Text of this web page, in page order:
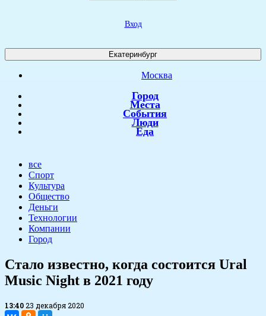
Вход
Екатеринбург
Москва
Город
Места
События
Люди
Еда
все
Спорт
Культура
Общество
Деньги
Технологии
Компании
Город
Стало известно, когда состоится Ural
Music Night в 2021 году
13:4023 декабря 2020